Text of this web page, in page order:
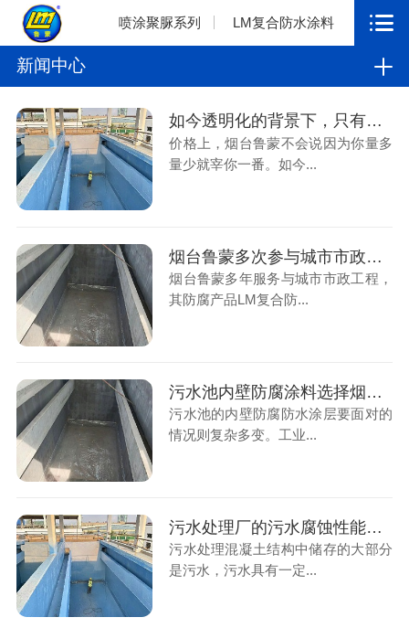
喷涂聚脲系列 LM复合防水涂料
新闻中心
如今透明化的背景下，只有真材实料才能长远
价格上，烟台鲁蒙不会说因为你量多
量少就宰你一番。如今...
烟台鲁蒙多次参与城市市政工程，解决污水厂防腐工程
烟台鲁蒙多年服务与城市市政工程，
其防腐产品LM复合防...
污水池内壁防腐涂料选择烟台鲁蒙防腐厂家是好选择
污水池的内壁防腐防水涂层要面对的
情况则复杂多变。工业...
污水处理厂的污水腐蚀性能指标要求
污水处理混凝土结构中储存的大部分
是污水，污水具有一定...